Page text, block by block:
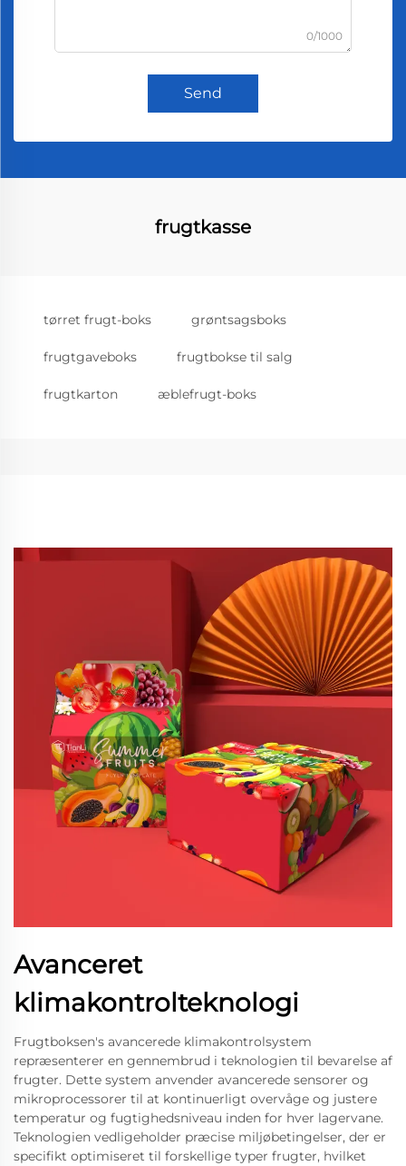
0/1000
Send
frugtkasse
tørret frugt-boks grøntsagsboks
frugtgaveboks frugtbokse til salg
frugtkarton æblefrugt-boks
Avanceret
klimakontrolteknologi
Frugtboksen's avancerede klimakontrolsystem
repræsenterer en gennembrud i teknologien til bevarelse af
frugter. Dette system anvender avancerede sensorer og
mikroprocessorer til at kontinuerligt overvåge og justere
temperatur og fugtighedsniveau inden for hver lagervane.
Teknologien vedligeholder præcise miljøbetingelser, der er
specifikt optimiseret til forskellige typer frugter, hvilket